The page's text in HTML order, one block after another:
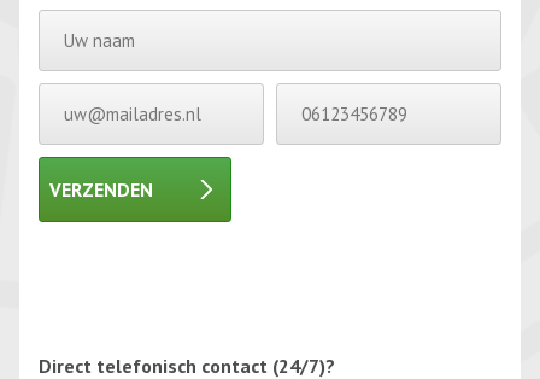
VERZENDEN
Direct telefonisch contact (24/7)?